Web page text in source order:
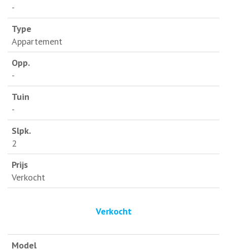
-
Appartement
-
-
2
Verkocht
Verkocht